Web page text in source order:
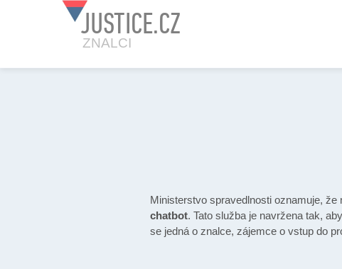
JUSTICE.CZ
ZNALCI
Ministerstvo spravedlnosti oznamuje,
chatbot. Tato služba je navržena tak,
se jedná o znalce, zájemce o vstup do